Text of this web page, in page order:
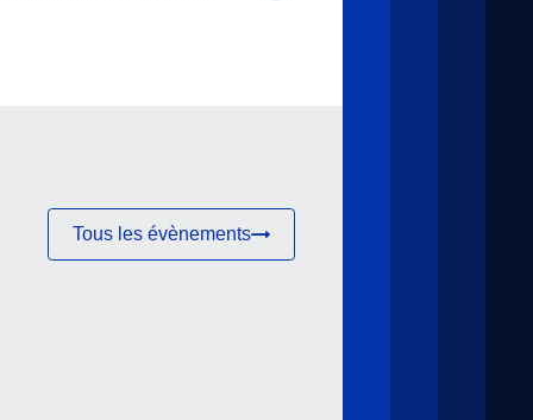
Tous les évènements